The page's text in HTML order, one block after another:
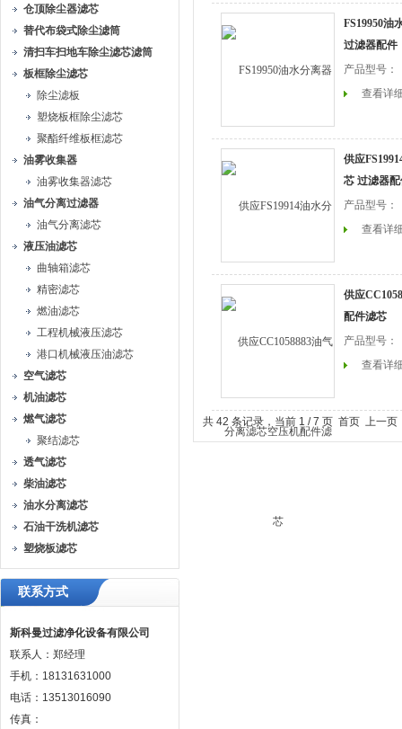
仓顶除尘器滤芯
替代布袋式除尘滤筒
清扫车扫地车除尘滤芯滤筒
板框除尘滤芯
除尘滤板
塑烧板框除尘滤芯
聚酯纤维板框滤芯
油雾收集器
油雾收集器滤芯
油气分离过滤器
油气分离滤芯
液压油滤芯
曲轴箱滤芯
精密滤芯
燃油滤芯
工程机械液压滤芯
港口机械液压油滤芯
空气滤芯
机油滤芯
燃气滤芯
聚结滤芯
透气滤芯
柴油滤芯
油水分离滤芯
石油干洗机滤芯
塑烧板滤芯
联系方式
斯科曼过滤净化设备有限公司
联系人：郑经理
手机：18131631000
电话：13513016090
传真：
FS19950油
过滤器配件
产品型号：
查看详
供应
芯 过滤器
产品型号：
查看详
供应
配件滤芯
产品型号：
查看详
共 42 条记录，当前 1 / 7 页 首页 上一页